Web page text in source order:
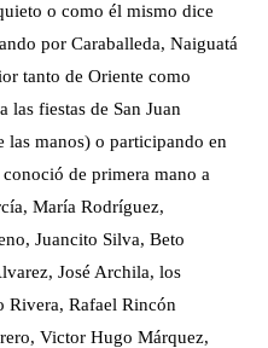
o como él mismo dice
por Caraballeda, Naiguatá
tanto de Oriente como
las fiestas de San Juan
las manos) o participando en
de primera mano a
María Rodríguez,
Juancito Silva, Beto
José Archila, los
Rivera, Rafael Rincón
Victor Hugo Márquez,